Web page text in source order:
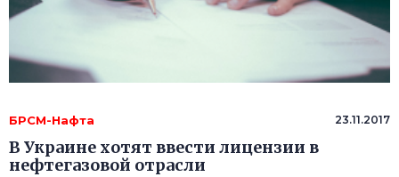
БРСМ-Нафта 23.11.2017
В Украине хотят ввести лицензии в
нефтегазовой отрасли